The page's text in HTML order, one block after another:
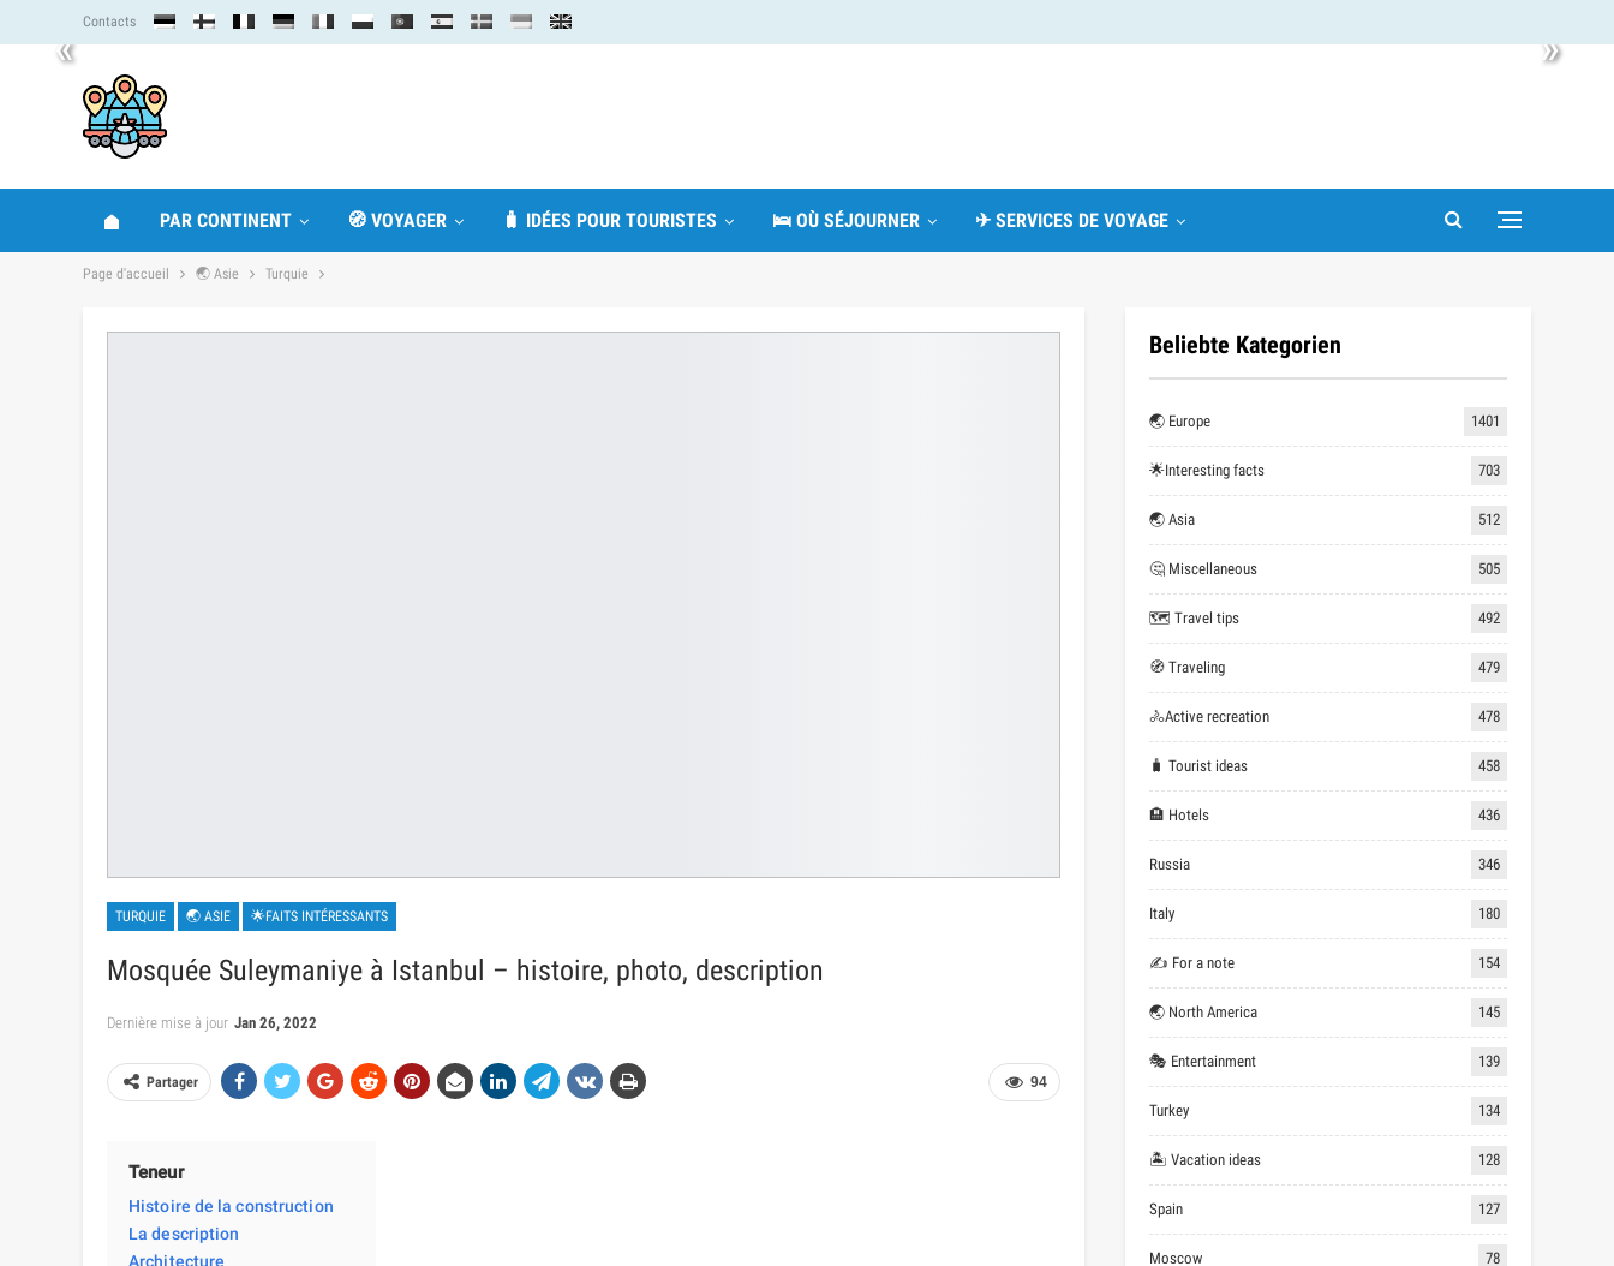
« »
Contacts
PAR CONTINENT 🧭 VOYAGER 🧳 IDÉES POUR TOURISTES 🛌 OÙ SÉJOURNER ✈ SERVICES DE VOYAGE
Page d'accueil 🌏 Asie Turquie
TURQUIE 🌏 ASIE 🌟FAITS INTÉRESSANTS
Mosquée Suleymaniye à Istanbul – histoire, photo, description
Dernière mise à jour Jan 26, 2022
94
Partager
Teneur
Histoire de la construction
La description
Architecture
Beliebte Kategorien
🌏 Europe 1401
🌟Interesting facts 703
🌏 Asia 512
🤔 Miscellaneous 505
🗺 Travel tips 492
🧭 Traveling 479
🚴Active recreation 478
🧳 Tourist ideas 458
🏨 Hotels 436
Russia 346
Italy 180
✍ For a note 154
🌏 North America 145
🎭 Entertainment 139
Turkey 134
🏝 Vacation ideas 128
Spain 127
Moscow 78